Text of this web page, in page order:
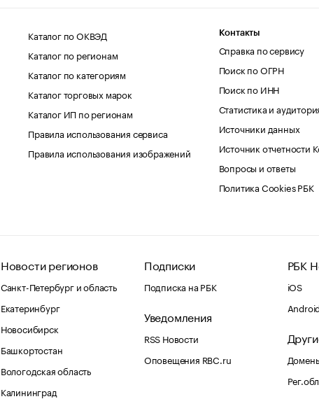
Каталог по ОКВЭД
Каталог по регионам
Каталог по категориям
Каталог торговых марок
Каталог ИП по регионам
Правила использования сервиса
Правила использования изображений
Контакты
Справка по сервису
Поиск по ОГРН
Поиск по ИНН
Статистика и
Источники данных
Источник отчетности
Вопросы и ответы
Политика Cookies РБК
Новости регионов
Санкт-Петербург и область
Екатеринбург
Новосибирск
Башкортостан
Вологодская область
Калининград
Подписки
Подписка на РБК
Уведомления
RSS Новости
Оповещения RBC.ru
РБК
iOS